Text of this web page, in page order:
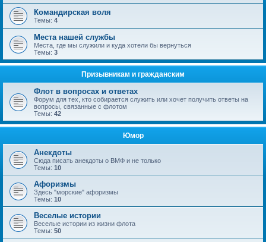
Командирская воля
Темы: 4
Места нашей службы
Места, где мы служили и куда хотели бы вернуться
Темы: 3
Призывникам и гражданским
Флот в вопросах и ответах
Форум для тех, кто собирается служить или хочет получить ответы на
вопросы, связанные с флотом
Темы: 42
Юмор
Анекдоты
Сюда писать анекдоты о ВМФ и не только
Темы: 10
Афоризмы
Здесь "морские" афоризмы
Темы: 10
Веселые истории
Веселые истории из жизни флота
Темы: 50